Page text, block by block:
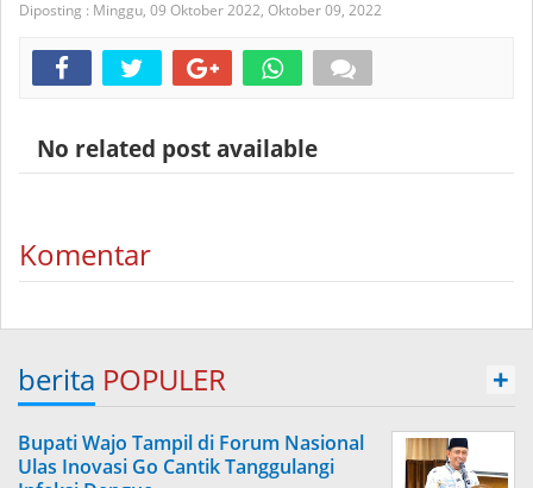
Diposting : Minggu, 09 Oktober 2022, Oktober 09, 2022
No related post available
Komentar
berita POPULER +
Bupati Wajo Tampil di Forum Nasional
Ulas Inovasi Go Cantik Tanggulangi